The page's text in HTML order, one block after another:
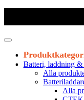
Batteri, laddning &
Alla
Alla